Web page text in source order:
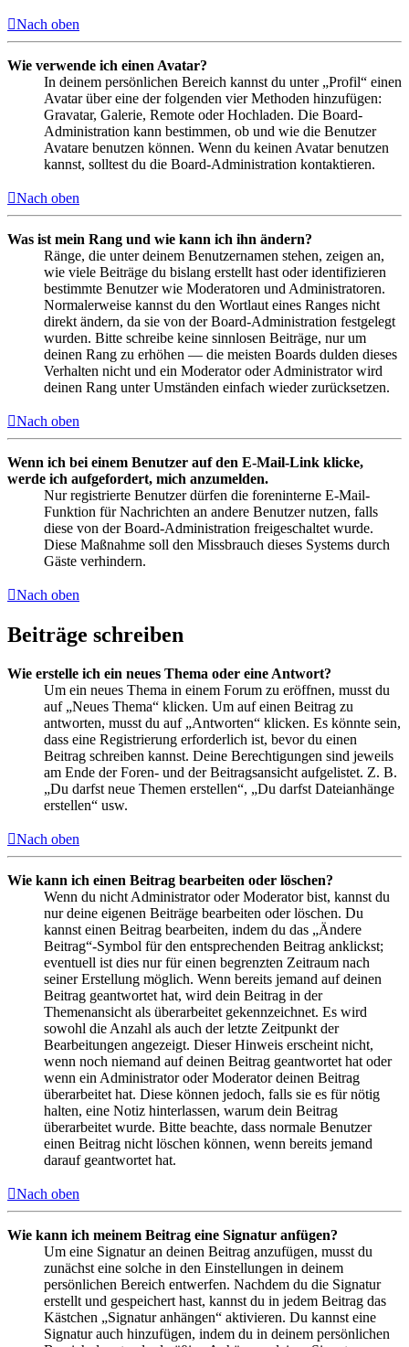
Nach oben
Wie verwende ich einen Avatar?
In deinem persönlichen Bereich kannst du unter „Profil“ einen
Avatar über eine der folgenden vier Methoden hinzufügen:
Gravatar, Galerie, Remote oder Hochladen. Die Board-
Administration kann bestimmen, ob und wie die Benutzer
Avatare benutzen können. Wenn du keinen Avatar benutzen
kannst, solltest du die Board-Administration kontaktieren.
Nach oben
Was ist mein Rang und wie kann ich ihn ändern?
Ränge, die unter deinem Benutzernamen stehen, zeigen an,
wie viele Beiträge du bislang erstellt hast oder identifizieren
bestimmte Benutzer wie Moderatoren und Administratoren.
Normalerweise kannst du den Wortlaut eines Ranges nicht
direkt ändern, da sie von der Board-Administration festgelegt
wurden. Bitte schreibe keine sinnlosen Beiträge, nur um
deinen Rang zu erhöhen — die meisten Boards dulden dieses
Verhalten nicht und ein Moderator oder Administrator wird
deinen Rang unter Umständen einfach wieder zurücksetzen.
Nach oben
Wenn ich bei einem Benutzer auf den E-Mail-Link klicke,
werde ich aufgefordert, mich anzumelden.
Nur registrierte Benutzer dürfen die foreninterne E-Mail-
Funktion für Nachrichten an andere Benutzer nutzen, falls
diese von der Board-Administration freigeschaltet wurde.
Diese Maßnahme soll den Missbrauch dieses Systems durch
Gäste verhindern.
Nach oben
Beiträge schreiben
Wie erstelle ich ein neues Thema oder eine Antwort?
Um ein neues Thema in einem Forum zu eröffnen, musst du
auf „Neues Thema“ klicken. Um auf einen Beitrag zu
antworten, musst du auf „Antworten“ klicken. Es könnte sein,
dass eine Registrierung erforderlich ist, bevor du einen
Beitrag schreiben kannst. Deine Berechtigungen sind jeweils
am Ende der Foren- und der Beitragsansicht aufgelistet. Z. B.
„Du darfst neue Themen erstellen“, „Du darfst Dateianhänge
erstellen“ usw.
Nach oben
Wie kann ich einen Beitrag bearbeiten oder löschen?
Wenn du nicht Administrator oder Moderator bist, kannst du
nur deine eigenen Beiträge bearbeiten oder löschen. Du
kannst einen Beitrag bearbeiten, indem du das „Ändere
Beitrag“-Symbol für den entsprechenden Beitrag anklickst;
eventuell ist dies nur für einen begrenzten Zeitraum nach
seiner Erstellung möglich. Wenn bereits jemand auf deinen
Beitrag geantwortet hat, wird dein Beitrag in der
Themenansicht als überarbeitet gekennzeichnet. Es wird
sowohl die Anzahl als auch der letzte Zeitpunkt der
Bearbeitungen angezeigt. Dieser Hinweis erscheint nicht,
wenn noch niemand auf deinen Beitrag geantwortet hat oder
wenn ein Administrator oder Moderator deinen Beitrag
überarbeitet hat. Diese können jedoch, falls sie es für nötig
halten, eine Notiz hinterlassen, warum dein Beitrag
überarbeitet wurde. Bitte beachte, dass normale Benutzer
einen Beitrag nicht löschen können, wenn bereits jemand
darauf geantwortet hat.
Nach oben
Wie kann ich meinem Beitrag eine Signatur anfügen?
Um eine Signatur an deinen Beitrag anzufügen, musst du
zunächst eine solche in den Einstellungen in deinem
persönlichen Bereich entwerfen. Nachdem du die Signatur
erstellt und gespeichert hast, kannst du in jedem Beitrag das
Kästchen „Signatur anhängen“ aktivieren. Du kannst eine
Signatur auch hinzufügen, indem du in deinem persönlichen